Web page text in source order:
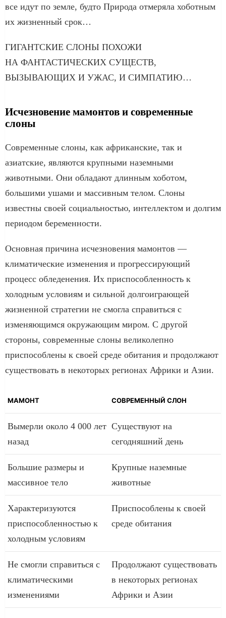
все идут по земле, будто Природа отмеряла хоботным
их жизненный срок…
ГИГАНТСКИЕ СЛОНЫ ПОХОЖИ
НА ФАНТАСТИЧЕСКИХ СУЩЕСТВ,
ВЫЗЫВАЮЩИХ И УЖАС, И СИМПАТИЮ…
Исчезновение мамонтов и современные
слоны
Современные слоны, как африканские, так и
азиатские, являются крупными наземными
животными. Они обладают длинным хоботом,
большими ушами и массивным телом. Слоны
известны своей социальностью, интеллектом и долгим
периодом беременности.
Основная причина исчезновения мамонтов —
климатические изменения и прогрессирующий
процесс обледенения. Их приспособленность к
холодным условиям и сильной долгоиграющей
жизненной стратегии не смогла справиться с
изменяющимся окружающим миром. С другой
стороны, современные слоны великолепно
приспособлены к своей среде обитания и продолжают
существовать в некоторых регионах Африки и Азии.
МАМОНТ СОВРЕМЕННЫЙ СЛОН
Вымерли около 4 000 лет
назад
Существуют на
сегодняшний день
Большие размеры и
массивное тело
Крупные наземные
животные
Характеризуются
приспособленностью к
холодным условиям
Приспособлены к своей
среде обитания
Не смогли справиться с
климатическими
изменениями
Продолжают существовать
в некоторых регионах
Африки и Азии